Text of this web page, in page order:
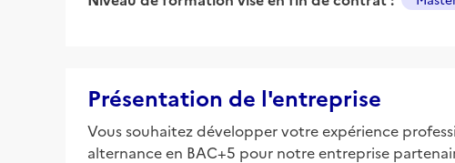
Présentation de l'entreprise
Vous souhaitez développer votre expérience
alternance en BAC+5 pour notre entreprise